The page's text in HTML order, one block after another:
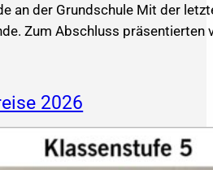
an der Grundschule Mit der
Zum Abschluss
2026